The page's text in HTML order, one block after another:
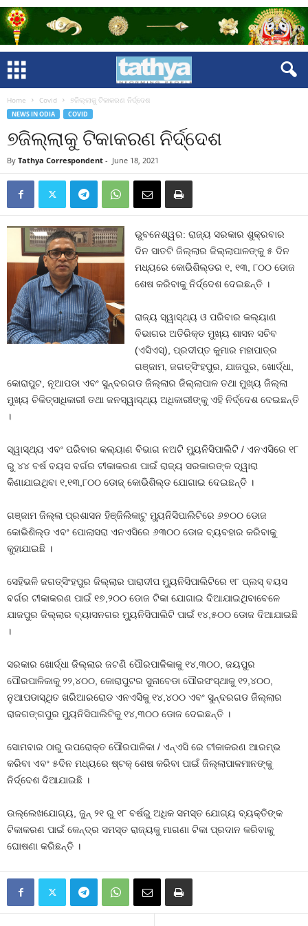
Home Covid ୭ଜିଲ୍ଲାକୁ ଟିକାକରଣ ନିର୍ଦ୍ଦେଶ
NEWS IN ODIA COVID
୭ଜିଲ୍ଲାକୁ ଟିକାକରଣ ନିର୍ଦ୍ଦେଶ
By Tathya Correspondent - June 18, 2021
ଭୁବନେଶ୍ୱର: ରାଜ୍ୟ ସରକାର ଶୁକ୍ରବାର
ଦିନ ସାତଟି ଜିଲ୍ଲାର ଜିଲ୍ଲାପାଳଙ୍କୁ ୫ ଦିନ
ମଧ୍ୟରେ କୋଭିଶିଲ୍ଡର ୧, ୧୩, ୮୦୦ ଡୋଜ
ଶେଷ କରିବାକୁ ନିର୍ଦ୍ଦେଶ ଦେଇଛନ୍ତି ।
ରାଜ୍ୟ ସ୍ୱାସ୍ଥ୍ୟ ଓ ପରିବାର କଲ୍ୟାଣ
ବିଭାଗର ଅତିରିକ୍ତ ମୁଖ୍ୟ ଶାସନ ସଚିବ
(ଏସିଏସ୍‌), ପ୍ରଦୀପ୍ତ କୁମାର ମହାପାତ୍ର
ଗଞ୍ଜାମ, ଜଗତ୍ସିଂହପୁର, ଯାଜପୁର, ଖୋର୍ଦ୍ଧା,
କୋରାପୁଟ, ନୂଆପଡା ଏବଂ ସୁନ୍ଦରଗଡ ଜିଲ୍ଲାର ଜିଲ୍ଲାପାଳ ତଥା ମୁଖ୍ୟ ଜିଲ୍ଲା
ମୁଖ୍ୟ ଚିକିତ୍ସାଧିକାରୀ ତଥା ଜନସ୍ୱାସ୍ଥ୍ୟ ଅଧିକାରୀଙ୍କୁ ଏହି ନିର୍ଦ୍ଦେଶ ଦେଇଛନ୍ତି
।
ସ୍ୱାସ୍ଥ୍ୟ ଏବଂ ପରିବାର କଲ୍ୟାଣ ବିଭାଗ ନଅଟି ମ୍ୟୁନିସିପାଲିଟି / ଏନଏସିରେ ୧୮
ରୁ ୪୪ ବର୍ଷ ବୟସ ବର୍ଗର ଟୀକାକରଣ ପାଇଁ ରାଜ୍ୟ ସରକାରଙ୍କ ଦ୍ୱାରା
କିଣାଯାଇଥିବା ୧,୧୩,୮୦୦ ଡୋଜ୍ କୋଭିଶିଲ୍ଡ ଯୋଗାଇ ଦେଇଛନ୍ତି ।
ଗଞ୍ଜାମ ଜିଲ୍ଲା ପ୍ରଶାସନ ହିଞ୍ଜିଲିକାଟୁ ମ୍ୟୁନିସିପାଲିଟିରେ ୬୭୦୦ ଡୋଜ
କୋଭିଶିଲ୍ଡ ଏବଂ ପୋଲାସରା ଏନଏସିରେ ୬୩୦୦ ଡୋଜ ବ୍ୟବହାର କରିବାକୁ
କୁହାଯାଇଛି ।
ସେହିଭଳି ଜଗତ୍ସିଂହପୁର ଜିଲ୍ଲାର ପାରାଦୀପ ମ୍ୟୁନିସିପାଲିଟିରେ ୧୮ ପ୍ଲସ୍ ବୟସ
ବର୍ଗର ଟୀକାକରଣ ପାଇଁ ୧୭,୨୦୦ ଡୋଜ ଟିକା ଯୋଗାଇ ଦିଆଯାଇଥିବାବେଳେ
ଯାଜପୁର ଜିଲ୍ଲାର ବ୍ୟାସନଗର ମ୍ୟୁନିସିପାଲିଟି ପାଇଁ ୧୪,୫୦୦ ଡୋଜ ଦିଆଯାଇଛି
।
ସରକାର ଖୋର୍ଦ୍ଧା ଜିଲ୍ଲାର ଜଟଣି ପୌରପାଳିକାକୁ ୧୪,୩୦୦, ଜୟପୁର
ପୌରପାଳିକାକୁ ୨୨,୪୦୦, କୋରାପୁଟର ସୁନାବେଡା ପୌରସଂସ୍ଥାକୁ ୧୨,୪୦୦,
ନୁଆପଡାସ୍ଥିତ ଖରିଆରରୋଡ ଏନଏସିକୁ ୧୪,୪୦୦ ଏବଂ ସୁନ୍ଦରଗଡ ଜିଲ୍ଲାର
ରାଜଗଙ୍ଗପୁର ମ୍ୟୁନିସିପାଲିଟିକୁ ୧୪,୩୦୦ ଡୋଜ ଦେଇଛନ୍ତି ।
ସୋମବାର ଠାରୁ ଉପରୋକ୍ତ ପୌରପାଳିକା / ଏନ୍‍ଏସି ରେ ଟୀକାକରଣ ଆରମ୍ଭ
କରିବା ଏବଂ ୫ଦିନ ମଧ୍ୟରେ ଷ୍ଟକ୍ ଶେଷ କରିବା ପାଇଁ ଜିଲ୍ଲାପାଳମାନଙ୍କୁ
ନିର୍ଦ୍ଦେଶ ଦିଆଯାଇଛି ।
ଉଲ୍ଲେଖଯୋଗ୍ୟ, ଜୁନ୍ ୨୧ ରୁ ୧୮ ବର୍ଷରୁ ଅଧିକ ସମସ୍ତ ଯୋଗ୍ୟ ବ୍ୟକ୍ତିଙ୍କ
ଟିକାକରଣ ପାଇଁ କେନ୍ଦ୍ର ସମସ୍ତ ରାଜ୍ୟକୁ ମାଗଣା ଟିକା ପ୍ରଦାନ କରିବାକୁ
ଘୋଷଣା କରିଛନ୍ତି ।